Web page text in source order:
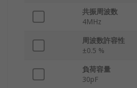
共振周波数
4MHz
周波数許容性
±0.5 %
負荷容量
30pF